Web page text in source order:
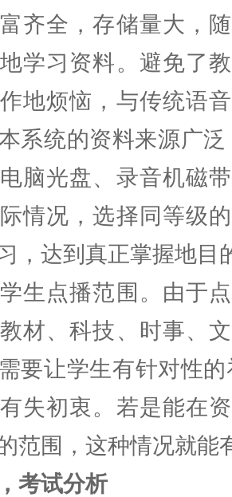
齐全，存储量大，
学习资料。避免了
地烦恼，与传统语
系统的资料来源广
脑光盘、录音机磁
情况，选择同等级
，达到真正掌握地目
生点播范围。由于
材、科技、时事、
要让学生有针对性
失初衷。若是能在
范围，这种情况就能
考试分析